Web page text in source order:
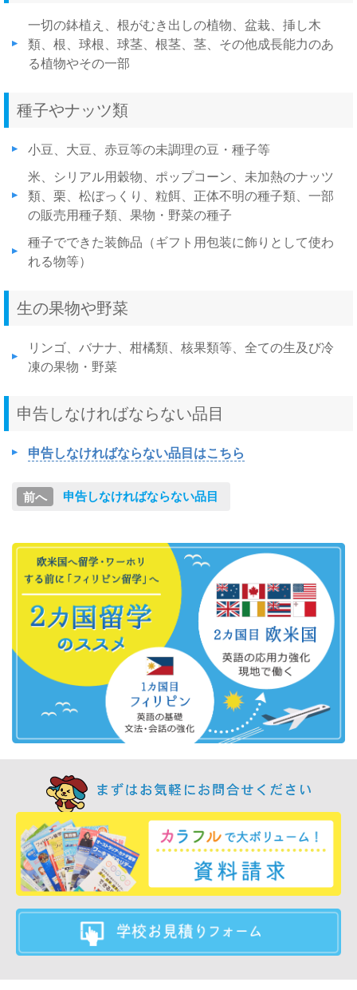
一切の鉢植え、根がむき出しの植物、盆栽、挿し木
類、根、球根、球茎、根茎、茎、その他成長能力のあ
る植物やその一部
種子やナッツ類
小豆、大豆、赤豆等の未調理の豆・種子等
米、シリアル用穀物、ポップコーン、未加熱のナッツ
類、栗、松ぼっくり、粒餌、正体不明の種子類、一部
の販売用種子類、果物・野菜の種子
種子でできた装飾品（ギフト用包装に飾りとして使わ
れる物等）
生の果物や野菜
リンゴ、バナナ、柑橘類、核果類等、全ての生及び冷
凍の果物・野菜
申告しなければならない品目
申告しなければならない品目はこちら
申告しなければならない品目